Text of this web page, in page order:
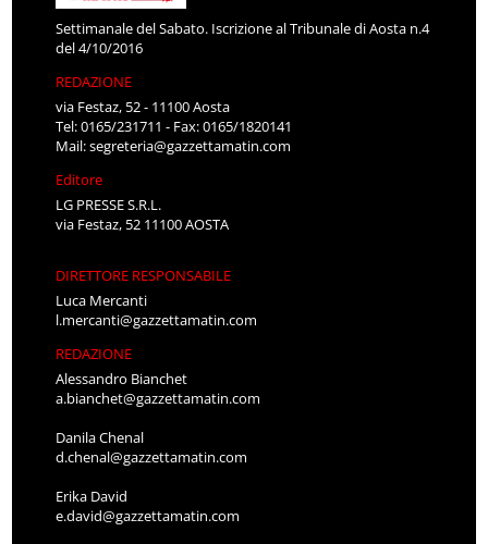
Settimanale del Sabato. Iscrizione al Tribunale di Aosta n.4
del 4/10/2016
REDAZIONE
via Festaz, 52 - 11100 Aosta
Tel: 0165/231711 - Fax: 0165/1820141
Mail:segreteria@gazzettamatin.com
Editore
LG PRESSE S.R.L.
via Festaz, 52 11100 AOSTA
DIRETTORE RESPONSABILE
Luca Mercanti
l.mercanti@gazzettamatin.com
REDAZIONE
Alessandro Bianchet
a.bianchet@gazzettamatin.com
Danila Chenal
d.chenal@gazzettamatin.com
Erika David
e.david@gazzettamatin.com